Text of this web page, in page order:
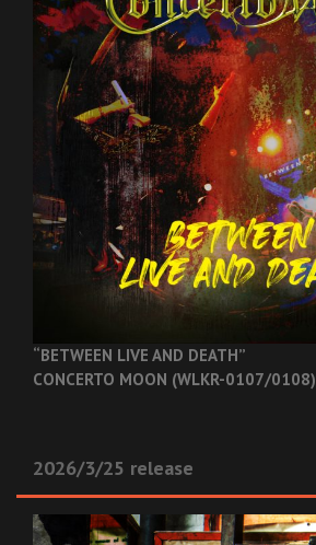
“BETWEEN LIVE AND DEATH”
CONCERTO MOON (WLKR-0107/0108)
2026/3/25 release